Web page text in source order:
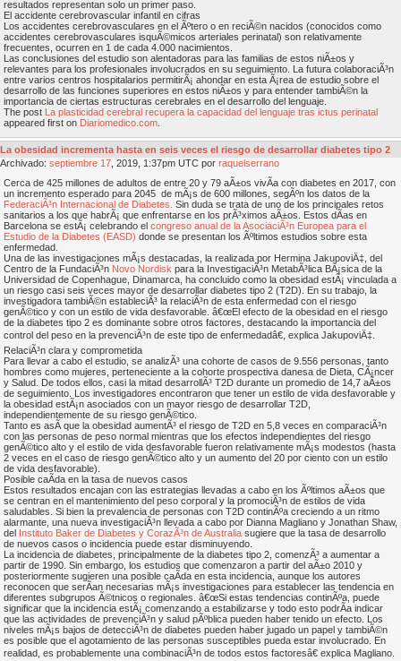
resultados representan solo un primer paso.
El accidente cerebrovascular infantil en cifras
Los accidentes cerebrovasculares en el Ãºtero o en reciÃ©n nacidos (conocidos como
accidentes cerebrovasculares isquÃ©micos arteriales perinatal) son relativamente
frecuentes, ocurren en 1 de cada 4.000 nacimientos.
Las conclusiones del estudio son alentadoras para las familias de estos niÃ±os y
relevantes para los profesionales involucrados en su seguimiento. La futura colaboraciÃ³n
entre varios centros hospitalarios permitirÃ¡ ahondar en esta Ã¡rea de estudio sobre el
desarrollo de las funciones superiores en estos niÃ±os y para entender tambiÃ©n la
importancia de ciertas estructuras cerebrales en el desarrollo del lenguaje.
The post La plasticidad cerebral recupera la capacidad del lenguaje tras ictus perinatal
appeared first on Diariomedico.com
La obesidad incrementa hasta en seis veces el riesgo de desarrollar diabetes tipo 2
Archivado: septiembre 17 , 2019, 1:37pm UTC por raquelserrano
Cerca de 425 millones de adultos de entre 20 y 79 aÃ±os vivÃ­a con diabetes en 2017, con
un incremento esperado para 2045 de mÃ¡s de 600 millones, segÃºn los datos de la
FederaciÃ³n Internacional de Diabetes. Sin duda se trata de uno de los principales retos
sanitarios a los que habrÃ¡ que enfrentarse en los prÃ³ximos aÃ±os. Estos dÃ­as en
Barcelona se estÃ¡ celebrando el congreso anual de la AsociaciÃ³n Europea para el
Estudio de la Diabetes (EASD) donde se presentan los Ãºltimos estudios sobre esta
enfermedad.
Una de las investigaciones mÃ¡s destacadas, la realizada por Hermina JakupoviÄ‡, del
Centro de la FundaciÃ³n Novo Nordisk para la InvestigaciÃ³n MetabÃ³lica BÃ¡sica de la
Universidad de Copenhague, Dinamarca, ha concluido como la obesidad estÃ¡ vinculada a
un riesgo casi seis veces mayor de desarrollar diabetes tipo 2 (T2D). En su trabajo, la
investigadora tambiÃ©n estableciÃ³ la relaciÃ³n de esta enfermedad con el riesgo
genÃ©tico y con un estilo de vida desfavorable. â€œEl efecto de la obesidad en el riesgo
de la diabetes tipo 2 es dominante sobre otros factores, destacando la importancia del
control del peso en la prevenciÃ³n de este tipo de enfermedadâ€, explica JakupoviÄ‡.
RelaciÃ³n clara y comprometida
Para llevar a cabo el estudio, se analizÃ³ una cohorte de casos de 9.556 personas, tanto
hombres como mujeres, perteneciente a la cohorte prospectiva danesa de Dieta, CÃ¡ncer
y Salud. De todos ellos, casi la mitad desarrollÃ³ T2D durante un promedio de 14,7 aÃ±os
de seguimiento. Los investigadores encontraron que tener un estilo de vida desfavorable y
la obesidad estÃ¡n asociados con un mayor riesgo de desarrollar T2D,
independientemente de su riesgo genÃ©tico.
Tanto es asÃ­ que la obesidad aumentÃ³ el riesgo de T2D en 5,8 veces en comparaciÃ³n
con las personas de peso normal mientras que los efectos independientes del riesgo
genÃ©tico alto y el estilo de vida desfavorable fueron relativamente mÃ¡s modestos (hasta
2 veces en el caso de riesgo genÃ©tico alto y un aumento del 20 por ciento con un estilo
de vida desfavorable).
Posible caÃ­da en la tasa de nuevos casos
Estos resultados encajan con las estrategias llevadas a cabo en los Ãºltimos aÃ±os que
se centran en el mantenimiento del peso corporal y la promociÃ³n de estilos de vida
saludables. Si bien la prevalencia de personas con T2D continÃºa creciendo a un ritmo
alarmante, una nueva investigaciÃ³n llevada a cabo por Dianna Magliano y Jonathan Shaw,
del Instituto Baker de Diabetes y CorazÃ³n de Australia sugiere que la tasa de desarrollo
de nuevos casos o incidencia puede estar disminuyendo.
La incidencia de diabetes, principalmente de la diabetes tipo 2, comenzÃ³ a aumentar a
partir de 1990. Sin embargo, los estudios que comenzaron a partir del aÃ±o 2010 y
posteriormente sugieren una posible caÃ­da en esta incidencia, aunque los autores
reconocen que serÃ­an necesarias mÃ¡s investigaciones para establecer las tendencia en
diferentes subgrupos Ã©tnicos o regionales. â€œSi estas tendencias continÃºa, puede
significar que la incidencia estÃ¡ comenzando a estabilizarse y todo esto podrÃ­a indicar
que las actividades de prevenciÃ³n y salud pÃºblica pueden haber tenido un efecto. Los
niveles mÃ¡s bajos de detecciÃ³n de diabetes pueden haber jugado un papel y tambiÃ©n
es posible que el agotamiento de las personas susceptibles pueda estar involucrado. En
realidad, es probablemente una combinaciÃ³n de todos estos factoresâ€ explica Magliano.